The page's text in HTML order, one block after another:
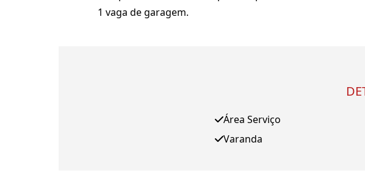
1 vaga de garagem.
Área Serviço
Varanda